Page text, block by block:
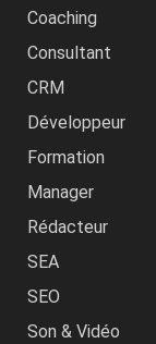
Coaching
Consultant
CRM
Développeur
Formation
Manager
Rédacteur
SEA
SEO
Son & Vidéo